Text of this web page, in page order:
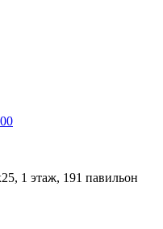
1 этаж, 191 павильон